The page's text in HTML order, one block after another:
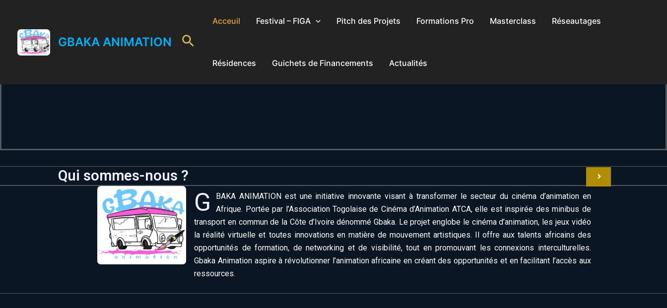
contenu
GBAKA ANIMATION Rechercher
Acceuil Festival – FIGA Pitch des Projets Formations Pro Masterclass Réseautages
Résidences Guichets de Financements Actualités
Qui sommes-nous ?
G
BAKA ANIMATION est une initiative innovante visant à transformer le secteur du cinéma d’animation en
Afrique. Portée par l’Association Togolaise de Cinéma d’Animation ATCA, elle est inspirée des minibus de
transport en commun de la Côte d’Ivoire dénommé Gbaka. Le projet englobe le cinéma d’animation, les jeux vidéo
la réalité virtuelle et toutes innovations en matière de mouvement artistiques. Il offre aux talents africains des
opportunités de formation, de networking et de visibilité, tout en promouvant les connexions interculturelles.
Gbaka Animation aspire à révolutionner l’animation africaine en créant des opportunités et en facilitant l’accès aux
ressources.